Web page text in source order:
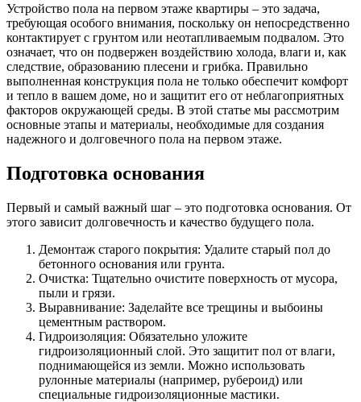
Устройство пола на первом этаже квартиры – это задача,
требующая особого внимания, поскольку он непосредственно
контактирует с грунтом или неотапливаемым подвалом. Это
означает, что он подвержен воздействию холода, влаги и, как
следствие, образованию плесени и грибка. Правильно
выполненная конструкция пола не только обеспечит комфорт
и тепло в вашем доме, но и защитит его от неблагоприятных
факторов окружающей среды. В этой статье мы рассмотрим
основные этапы и материалы, необходимые для создания
надежного и долговечного пола на первом этаже.
Подготовка основания
Первый и самый важный шаг – это подготовка основания. От
этого зависит долговечность и качество будущего пола.
Демонтаж старого покрытия: Удалите старый пол до
бетонного основания или грунта.
Очистка: Тщательно очистите поверхность от мусора,
пыли и грязи.
Выравнивание: Заделайте все трещины и выбоины
цементным раствором.
Гидроизоляция: Обязательно уложите
гидроизоляционный слой. Это защитит пол от влаги,
поднимающейся из земли. Можно использовать
рулонные материалы (например, рубероид) или
специальные гидроизоляционные мастики.